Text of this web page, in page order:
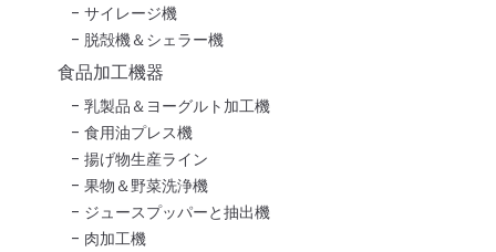
サイレージ機
脱殻機＆シェラー機
食品加工機器
乳製品＆ヨーグルト加工機
食用油プレス機
揚げ物生産ライン
果物＆野菜洗浄機
ジュースプッパーと抽出機
肉加工機